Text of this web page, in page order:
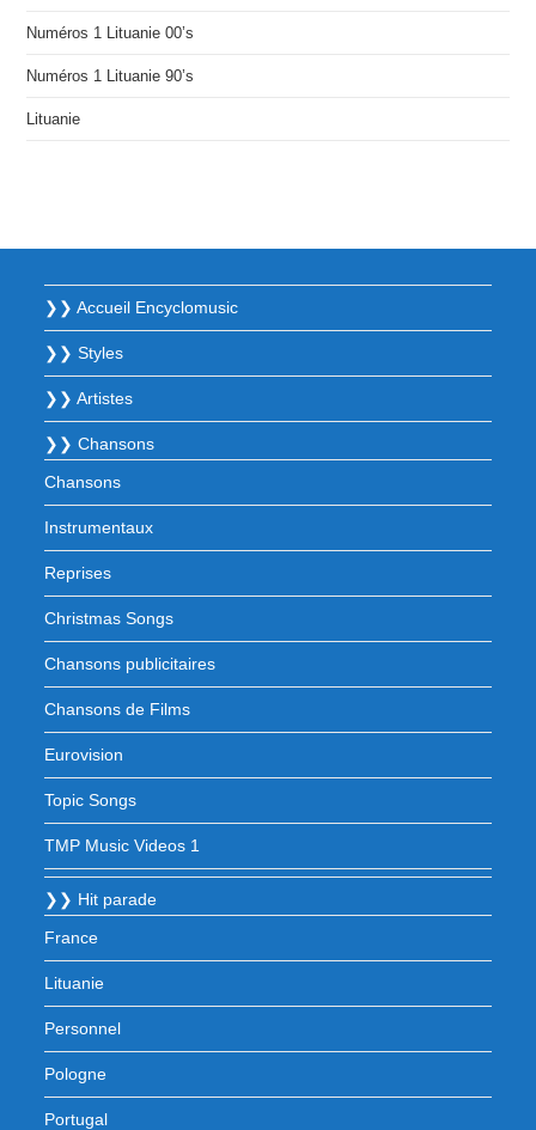
Numéros 1 Lituanie 00’s
Numéros 1 Lituanie 90’s
Lituanie
❯❯ Accueil Encyclomusic
❯❯ Styles
❯❯ Artistes
❯❯ Chansons
Chansons
Instrumentaux
Reprises
Christmas Songs
Chansons publicitaires
Chansons de Films
Eurovision
Topic Songs
TMP Music Videos 1
❯❯ Hit parade
France
Lituanie
Personnel
Pologne
Portugal